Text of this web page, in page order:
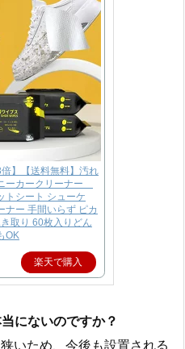
】【送料無料】汚れ
カークリーナー
シート シューケ
ー 手間いらず ピカ
取り 60枚入りどん
OK
楽天で購入
にないのですか？
いため、今後も設置される